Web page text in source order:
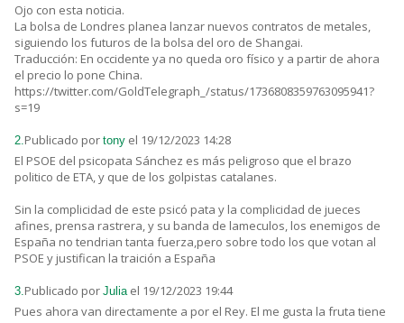
Ojo con esta noticia.
La bolsa de Londres planea lanzar nuevos contratos de metales,
siguiendo los futuros de la bolsa del oro de Shangai.
Traducción: En occidente ya no queda oro físico y a partir de ahora
el precio lo pone China.
https://twitter.com/GoldTelegraph_/status/1736808359763095941?
s=19
2. Publicado por tony el 19/12/2023 14:28
El PSOE del psicopata Sánchez es más peligroso que el brazo
politico de ETA, y que de los golpistas catalanes.
Sin la complicidad de este psicó pata y la complicidad de jueces
afines, prensa rastrera, y su banda de lameculos, los enemigos de
España no tendrian tanta fuerza,pero sobre todo los que votan al
PSOE y justifican la traición a España
3. Publicado por Julia el 19/12/2023 19:44
Pues ahora van directamente a por el Rey. El me gusta la fruta tiene